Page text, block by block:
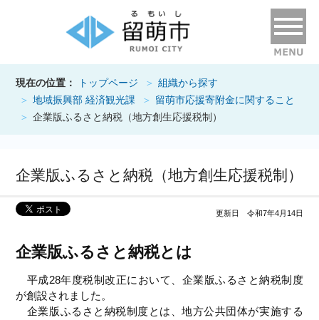
現在の位置： トップページ
組織から探す
地域振興部 経済観光課
留萌市応援寄附金に関すること
企業版ふるさと納税（地方創生応援税制）
企業版ふるさと納税（地方創生応援税制）
更新日 令和7年4月14日
企業版ふるさと納税とは
平成28年度税制改正において、企業版ふるさと納税制度
が創設されました。
企業版ふるさと納税制度とは、地方公共団体が実施する